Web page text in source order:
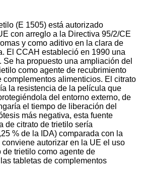
(E 1505) está autorizado
con arreglo a la Directiva 95/2/CE
y como aditivo en la clara de
El CCAH estableció en 1990 una
Se ha propuesto una ampliación del
como agente de recubrimiento
complementos alimenticios. El citrato
la resistencia de la película que
del entorno externo, de
el tiempo de liberación del
más negativa, esta fuente
de citrato de trietilo sería
% de la IDA) comparada con la
conviene autorizar en la UE el uso
trietilo como agente de
tabletas de complementos